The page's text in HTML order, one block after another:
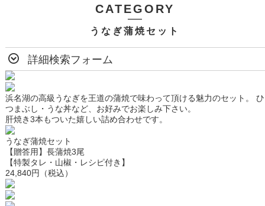
CATEGORY
うなぎ蒲焼セット
詳細検索フォーム
浜名湖の高級うなぎを王道の蒲焼で味わって頂ける魅力のセット。 ひ
つまぶし・うな丼など、お好みでお楽しみ下さい。
肝焼き3本もついた嬉しい詰め合わせです。
うなぎ蒲焼セット
【贈答用】長蒲焼3尾
【特製タレ・山椒・レシピ付き】
24,840円（税込）